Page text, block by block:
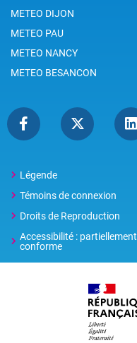
METEO DIJON
METEO PAU
METEO NANCY
METEO BESANCON
Légende
Témoins de connexion
Droits de Reproduction
Accessibilité : partiellement
conforme